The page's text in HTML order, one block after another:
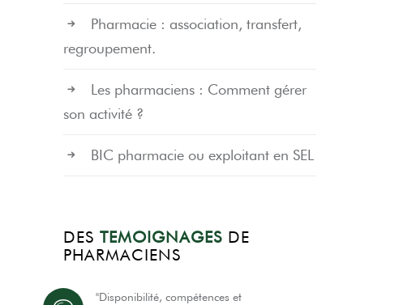
Pharmacie : association, transfert,
regroupement.
Les pharmaciens : Comment gérer
son activité ?
BIC pharmacie ou exploitant en SEL
DES TEMOIGNAGES DE
PHARMACIENS
"Disponibilité, compétences et